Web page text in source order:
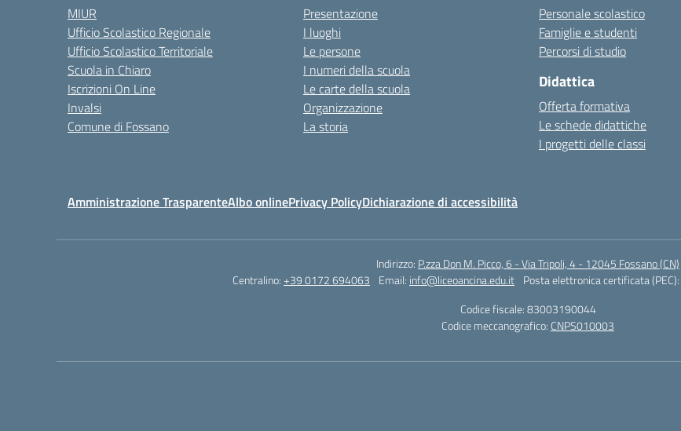
MIUR
Ufficio Scolastico Regionale
Ufficio Scolastico Territoriale
Scuola in Chiaro
Iscrizioni On Line
Invalsi
Comune di Fossano
Presentazione
I luoghi
Le persone
I numeri della scuola
Le carte della scuola
Organizzazione
La storia
Personale scolastico
Famiglie e studenti
Percorsi di studio
Didattica
Offerta formativa
Le schede didattiche
I progetti delle classi
Amministrazione TrasparenteAlbo onlinePrivacy PolicyDichiarazione di accessibilità
Indirizzo: P.zza Don M. Picco, 6 - Via Tripoli, 4 - 12045 Fossano (CN)
Centralino:+39 0172 694063 Email: info@liceoancina.edu.it Posta elettronica certificata (PEC):
Codice fiscale: 83003190044
Codice meccanografico: CNPS010003